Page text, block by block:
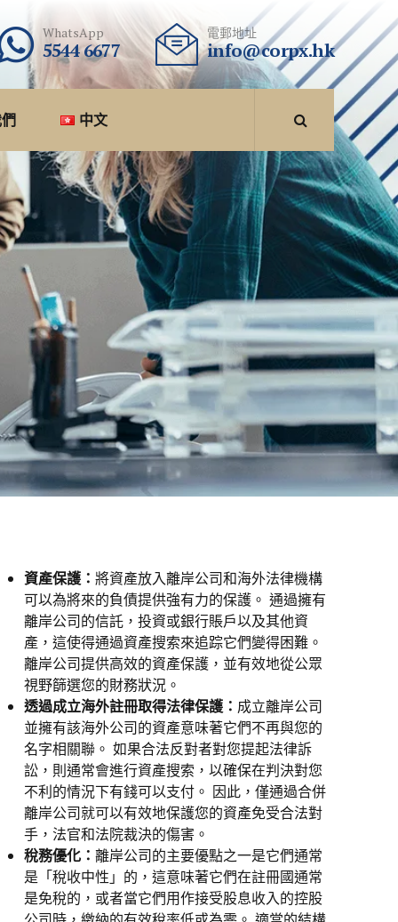
WhatsApp
5544 6677
電郵地址
info@corpx.hk
中文
中文
English
資產保護： 將資產放入離岸公司和海外法律機構
可以為將來的負債提供強有力的保護。 通過擁有
離岸公司的信託，投資或銀行賬戶以及其他資
產，這使得通過資產搜索來追踪它們變得困難。
離岸公司提供高效的資產保護，並有效地從公眾
視野篩選您的財務狀況。
透過成立海外註冊取得法律保護： 成立離岸公司
並擁有該海外公司的資產意味著它們不再與您的
名字相關聯。 如果合法反對者對您提起法律訴
訟，則通常會進行資產搜索，以確保在判決對您
不利的情況下有錢可以支付。 因此，僅通過合併
離岸公司就可以有效地保護您的資產免受合法對
手，法官和法院裁決的傷害。
稅務優化： 離岸公司的主要優點之一是它們通常
是「稅收中性」的，這意味著它們在註冊國通常
是免稅的，或者當它們用作接受股息收入的控股